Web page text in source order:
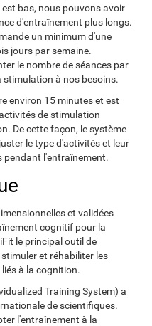
bas, nous pouvons avoir
d'entraînement plus longs.
un minimum d'une
jours par semaine.
le nombre de séances par
stimulation à nos besoins.
environ 15 minutes et est
de stimulation
De cette façon, le système
le type d'activités et leur
pendant l'entraînement.
et validées
cognitif pour la
le principal outil de
et réhabiliter les
à la cognition.
Training System) a
de scientifiques.
l'entraînement à la